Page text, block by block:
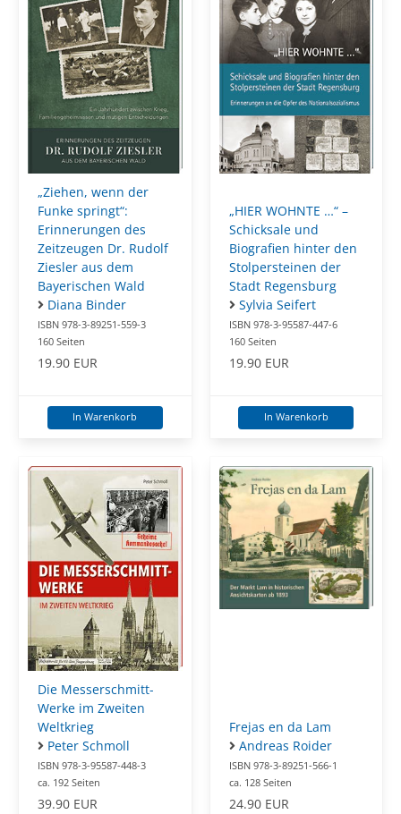
„Ziehen, wenn der
Funke springt“:
Erinnerungen des
Zeitzeugen Dr. Rudolf
Ziesler aus dem
Bayerischen Wald
Diana Binder
ISBN 978-3-89251-559-3
160 Seiten
19.90 EUR
In Warenkorb
„HIER WOHNTE …“ –
Schicksale und
Biografien hinter den
Stolpersteinen der
Stadt Regensburg
Sylvia Seifert
ISBN 978-3-95587-447-6
160 Seiten
19.90 EUR
In Warenkorb
Die Messerschmitt-
Werke im Zweiten
Weltkrieg
Peter Schmoll
ISBN 978-3-95587-448-3
ca. 192 Seiten
39.90 EUR
Frejas en da Lam
Andreas Roider
ISBN 978-3-89251-566-1
ca. 128 Seiten
24.90 EUR